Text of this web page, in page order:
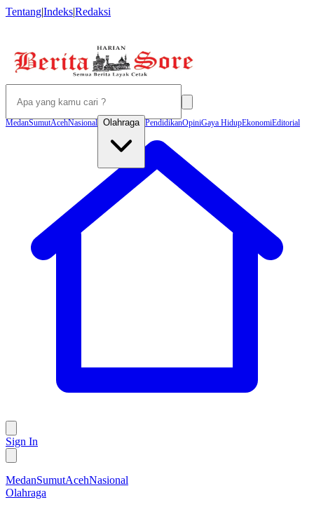
Tentang|Indeks|Redaksi
MedanSumutAcehNasional Olahraga PendidikanOpiniGaya HidupEkonomiEditorial
Sign In
MedanSumutAcehNasional
Olahraga